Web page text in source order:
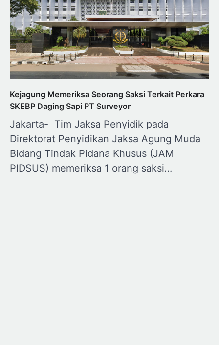
Kejagung Memeriksa Seorang Saksi Terkait Perkara
SKEBP Daging Sapi PT Surveyor
Jakarta- Tim Jaksa Penyidik pada
Direktorat Penyidikan Jaksa Agung Muda
Bidang Tindak Pidana Khusus (JAM
PIDSUS) memeriksa 1 orang saksi…